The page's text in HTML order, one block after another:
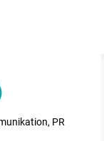
PR